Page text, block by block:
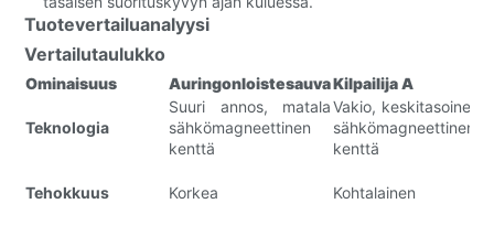
Tuotevertailuanalyysi
Vertailutaulukko
Ominaisuus AuringonloistesauvaKilpailija A
Teknologia
Suuri annos, matala
sähkömagneettinen
kenttä
Vakio, keskitasoinen
sähkömagneettinen
kenttä
Tehokkuus Korkea Kohtalainen